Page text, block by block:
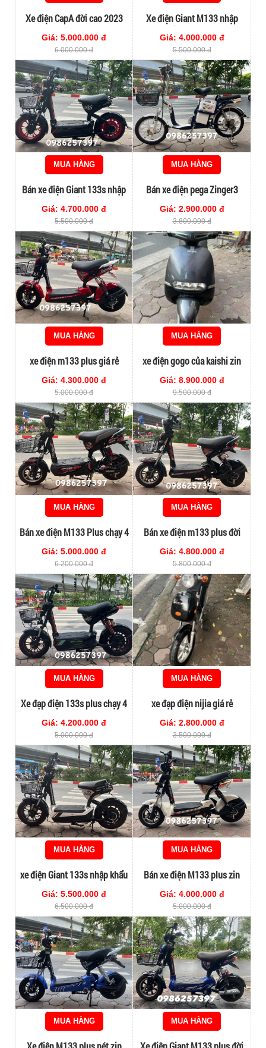
Xe điện CapA đời cao 2023
Giá: 5.000.000 đ
6.000.000 đ
Xe điện Giant M133 nhập
Giá: 4.000.000 đ
5.500.000 đ
MUA HÀNG
Bán xe điện Giant 133s nhập
Giá: 4.700.000 đ
5.500.000 đ
MUA HÀNG
Bán xe điện pega Zinger3
Giá: 2.900.000 đ
3.800.000 đ
MUA HÀNG
xe điện m133 plus giá rẻ
Giá: 4.300.000 đ
5.000.000 đ
MUA HÀNG
xe điện gogo của kaishi zin
Giá: 8.900.000 đ
9.500.000 đ
MUA HÀNG
Bán xe điện M133 Plus chạy 4
Giá: 5.000.000 đ
6.200.000 đ
MUA HÀNG
Bán xe điện m133 plus đời
Giá: 4.800.000 đ
5.800.000 đ
MUA HÀNG
Xe đạp điện 133s plus chạy 4
Giá: 4.200.000 đ
5.000.000 đ
MUA HÀNG
xe đạp điện nijia giá rẻ
Giá: 2.800.000 đ
3.500.000 đ
MUA HÀNG
xe điện Giant 133s nhập khẩu
Giá: 5.500.000 đ
6.500.000 đ
MUA HÀNG
Bán xe điện M133 plus zin
Giá: 4.000.000 đ
5.000.000 đ
MUA HÀNG MUA HÀNG